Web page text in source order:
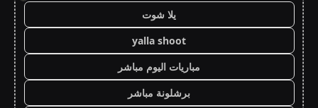
يلا شوت
yalla shoot
مباريات اليوم مباشر
برشلونة مباشر